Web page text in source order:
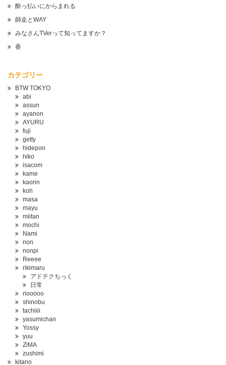
酔っ払いにからまれる
師走とWAY
みなさんTVerって知ってますか？
香
カテゴリー
BTW TOKYO
abi
assun
ayanon
AYURU
fuji
getty
hidepon
hiko
isacom
kame
kaorin
koh
masa
mayu
miitan
mochi
Nami
non
nonpi
Reeee
rikimaru
アドテクちっく
日常
riooooo
shinobu
tachiiii
yasumichan
Yossy
yuu
ZiMA
zushimi
kitano